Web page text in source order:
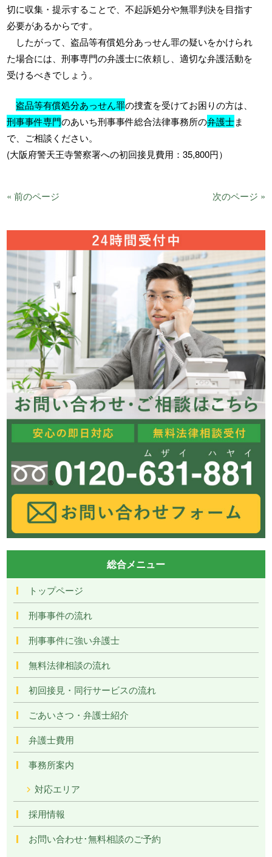
切に収集・提示することで、不起訴処分や無罪判決を目指す
必要があるからです。
したがって、盗品等有償処分あっせん罪の疑いをかけられ
た場合には、刑事専門の弁護士に依頼し、適切な弁護活動を
受けるべきでしょう。
盗品等有償処分あっせん罪の捜査を受けてお困りの方は、
刑事事件専門のあいち刑事事件総合法律事務所の弁護士ま
で、ご相談ください。
(大阪府警天王寺警察署への初回接見費用：35,800円）
« 前のページ 次のページ »
総合メニュー
トップページ
刑事事件の流れ
刑事事件に強い弁護士
無料法律相談の流れ
初回接見・同行サービスの流れ
ごあいさつ・弁護士紹介
弁護士費用
事務所案内
対応エリア
採用情報
お問い合わせ･無料相談のご予約